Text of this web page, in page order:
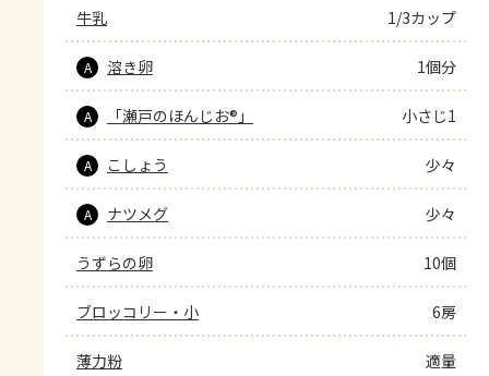
牛乳 1/3カップ
A 溶き卵 1個分
A 「瀬戸のほんじお®」 小さじ1
A こしょう 少々
A ナツメグ 少々
うずらの卵 10個
ブロッコリー・小 6房
薄力粉 適量